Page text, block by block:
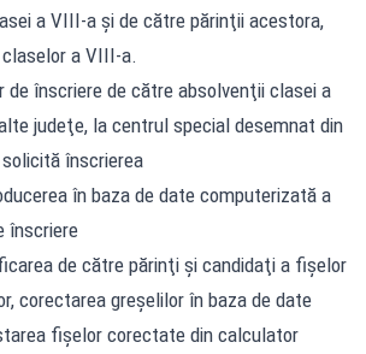
a VIII-a şi de către părinţii acestora,
a VIII-a.
de înscriere de către absolvenţii clasei a
judeţe, la centrul special desemnat din
înscrierea
în baza de date computerizată a
înscriere
de către părinţi şi candidaţi a fişelor
corectarea greşelilor în baza de date
fişelor corectate din calculator